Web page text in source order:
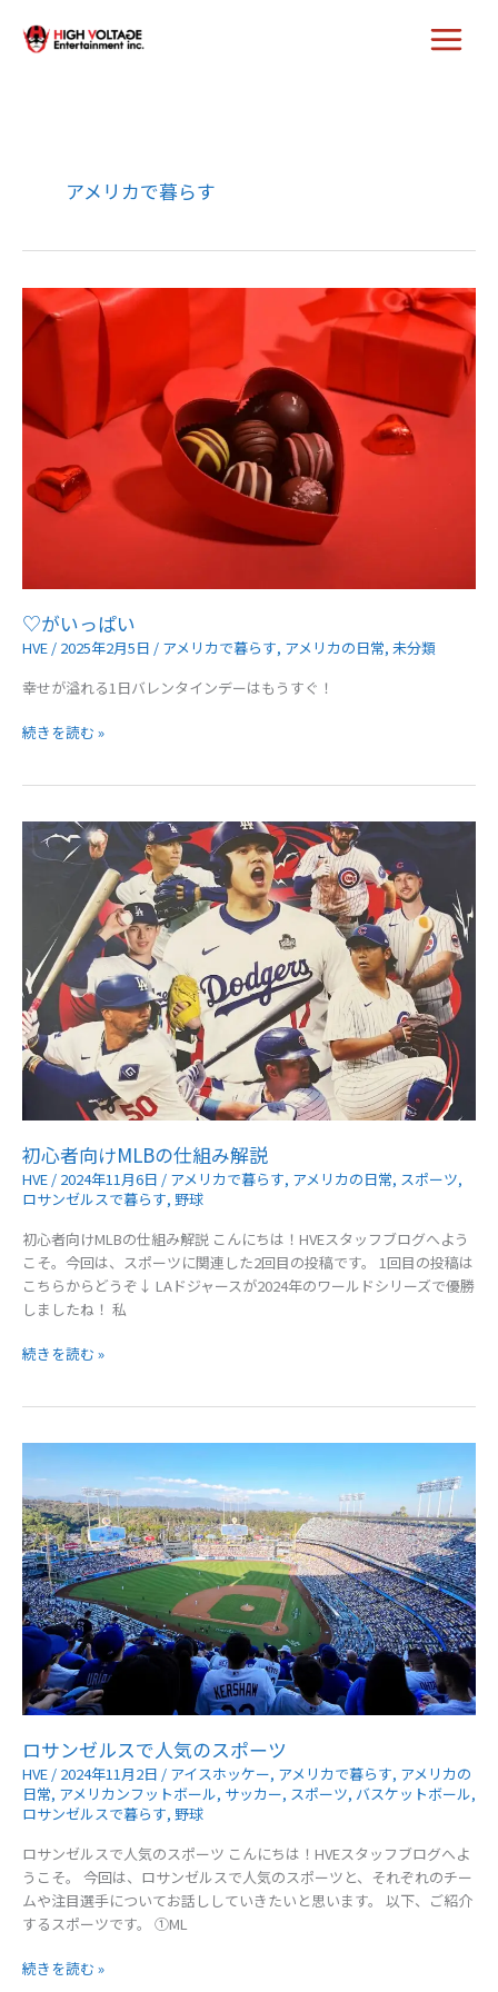
アメリカで暮らす
♡がいっぱい
HVE / 2025年2月5日 / アメリカで暮らす, アメリカの日常, 未分類
幸せが溢れる1日バレンタインデーはもうすぐ！
♡
ぱ
い
続きを読む »
初心者向けMLBの仕組み解説
HVE / 2024年11月6日 / アメリカで暮らす, アメリカの日常, スポーツ,
ロサンゼルスで暮らす, 野球
初心者向けMLBの仕組み解説 こんにちは！HVEスタッフブログへよう
こそ。今回は、スポーツに関連した2回目の投稿です。 1回目の投稿は
こちらからどうぞ↓ LAドジャースが2024年のワールドシリーズで優勝
しましたね！ 私
初
け
の
仕
組
み
解
説
続きを読む »
ロサンゼルスで人気のスポーツ
HVE / 2024年11月2日 / アイスホッケー, アメリカで暮らす, アメリカの
日常, アメリカンフットボール, サッカー, スポーツ, バスケットボール,
ロサンゼルスで暮らす, 野球
ロサンゼルスで人気のスポーツ こんにちは！HVEスタッフブログへよ
うこそ。 今回は、ロサンゼルスで人気のスポーツと、それぞれのチー
ムや注目選手についてお話ししていきたいと思います。 以下、ご紹介
するスポーツです。 ①ML
ロ
続きを読む »